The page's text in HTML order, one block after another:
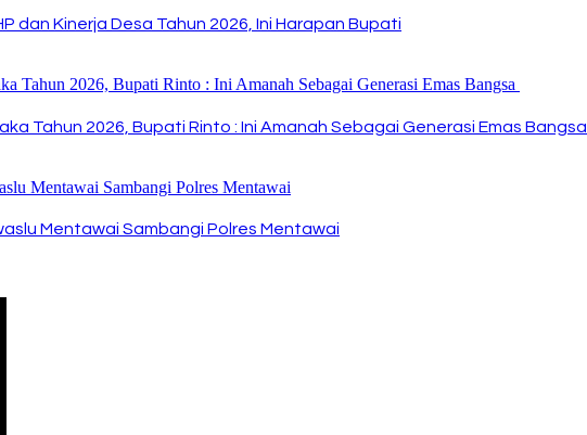
dan Kinerja Desa Tahun 2026, Ini Harapan Bupati
Tahun 2026, Bupati Rinto : Ini Amanah Sebagai Generasi Emas Bangsa
Mentawai Sambangi Polres Mentawai